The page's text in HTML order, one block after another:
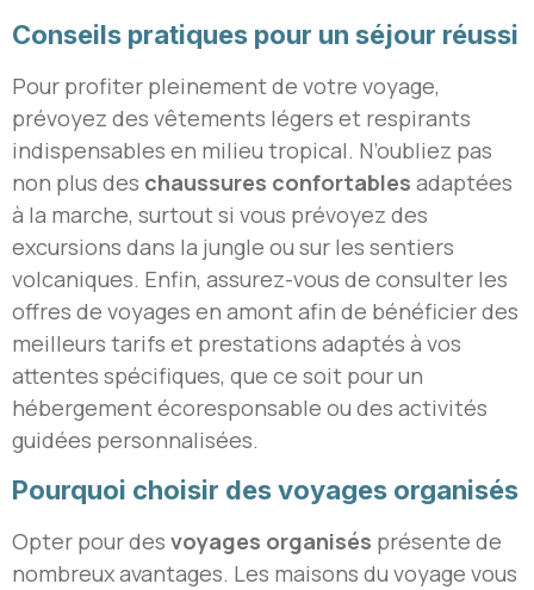
Conseils pratiques pour un séjour réussi
Pour profiter pleinement de votre voyage,
prévoyez des vêtements légers et respirants
indispensables en milieu tropical. N’oubliez pas
non plus des chaussures confortables adaptées
à la marche, surtout si vous prévoyez des
excursions dans la jungle ou sur les sentiers
volcaniques. Enfin, assurez-vous de consulter les
offres de voyages en amont afin de bénéficier des
meilleurs tarifs et prestations adaptés à vos
attentes spécifiques, que ce soit pour un
hébergement écoresponsable ou des activités
guidées personnalisées.
Pourquoi choisir des voyages organisés
Opter pour des voyages organisés présente de
nombreux avantages. Les maisons du voyage vous